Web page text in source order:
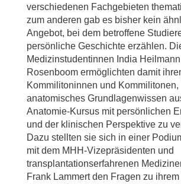
verschiedenen Fachgebieten
zum anderen gab es bisher kein
Angebot, bei dem betroffene
persönliche Geschichte erzählen.
Medizinstudentinnen India
Rosenboom ermöglichten damit
Kommilitoninnen und Kommilitonen,
anatomisches Grundlagenwissen
Anatomie-Kursus mit persönlichen
und der klinischen Perspektive zu
Dazu stellten sie sich in einer
mit dem MHH-Vizepräsidenten und
transplantationserfahrenen
Frank Lammert den Fragen zu